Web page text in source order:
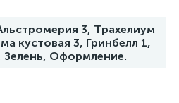
3, Трахелиум
кустовая 3, Гринбелл 1,
Зелень, Оформление.